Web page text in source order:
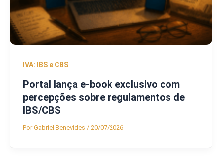
IVA: IBS e CBS
Portal lança e-book exclusivo com
percepções sobre regulamentos de
IBS/CBS
PorGabriel Benevides / 20/07/2026